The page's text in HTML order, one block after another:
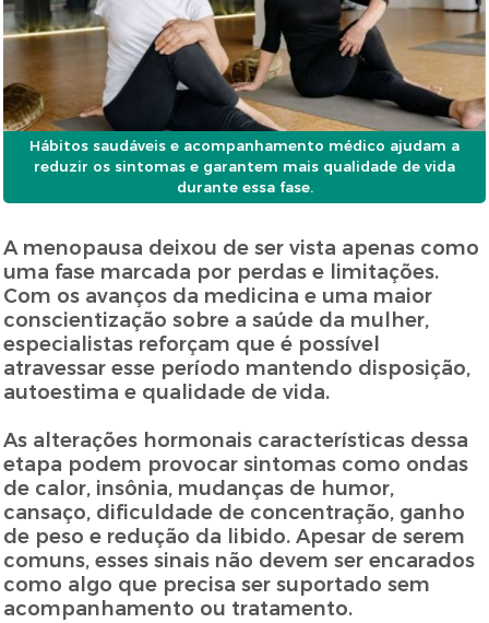
Hábitos saudáveis e acompanhamento médico ajudam a
reduzir os sintomas e garantem mais qualidade de vida
durante essa fase.
A menopausa deixou de ser vista apenas como
uma fase marcada por perdas e limitações.
Com os avanços da medicina e uma maior
conscientização sobre a saúde da mulher,
especialistas reforçam que é possível
atravessar esse período mantendo disposição,
autoestima e qualidade de vida.
As alterações hormonais características dessa
etapa podem provocar sintomas como ondas
de calor, insônia, mudanças de humor,
cansaço, dificuldade de concentração, ganho
de peso e redução da libido. Apesar de serem
comuns, esses sinais não devem ser encarados
como algo que precisa ser suportado sem
acompanhamento ou tratamento.